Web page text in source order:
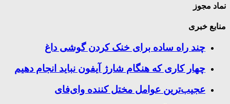
نماد مجوز
منابع خبری
چند راه‌ ساده برای خنک کردن گوشی داغ
چهار کاری که هنگام شارژ آیفون نباید انجام دهیم
عجیب‌ترین عوامل مختل کننده وای‌فای